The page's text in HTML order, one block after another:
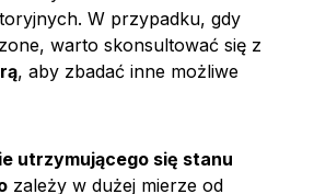
W przypadku, gdy
warto skonsultować się z
, aby zbadać inne możliwe
utrzymującego się stanu
zależy w dużej mierze od